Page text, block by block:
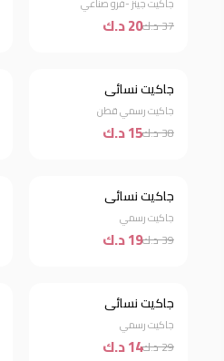
جاكيت جينز -فرو صناعي
37 د.ك 20 د.ك
خصم 61%
جاكيت نسائي
جاكيت رسمي قطن
38 د.ك 15 د.ك
خصم 51%
جاكيت نسائي
جاكيت رسمي
39 د.ك 19 د.ك
خصم 52%
جاكيت نسائي
جاكيت رسمي
29 د.ك 14 د.ك